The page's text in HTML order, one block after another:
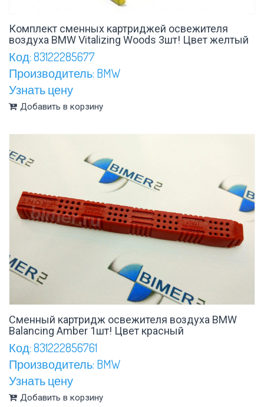
Комплект сменных картриджей освежителя
воздуха BMW Vitalizing Woods 3шт! Цвет желтый
Код: 83122285677
Производитель: BMW
Узнать цену
Добавить в корзину
Сменный картридж освежителя воздуха BMW
Balancing Amber 1шт! Цвет красный
Код: 831222856761
Производитель: BMW
Узнать цену
Добавить в корзину